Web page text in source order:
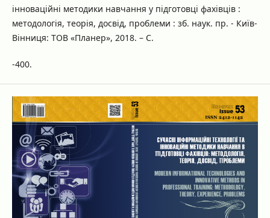
інноваційні методики навчання у підготовці фахівців :
методологія, теорія, досвід, проблеми : зб. наук. пр. - Київ-
Вінниця: ТОВ «Планер», 2018. – С.
-400.